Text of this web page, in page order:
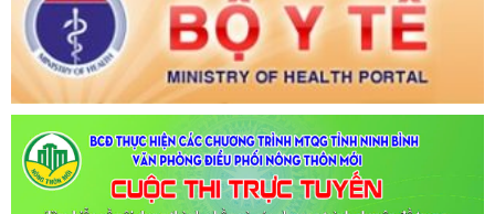
KHAI BÁO Y TẾ THEO THÔNG BÁO KHẨN CỦA BỘ Y TẾ)
Ngày ban hành: (06/07/2021) -Ngày hiệu lực: (06/07/2021)
Tên:(CẬP NHẬT DANH SÁCH CÁC ĐỊA ĐIỂM NGUY CƠ CẦN
KHAI BÁO Y TẾ THEO THÔNG BÁO KHẨN CỦA BỘ Y TẾ)
Ngày ban hành: (02/07/2021) -Ngày hiệu lực: (02/07/2021)